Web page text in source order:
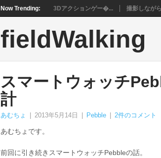
Now Trending: 3Dアクションゲー�... 撮影しなが
fieldWalking
スマートウォッチ
計
あむちょ 2013年5月14日 Pebble 2件のコメント
あむちょです。
前回に引き続きスマートウォッチPebbleの話。